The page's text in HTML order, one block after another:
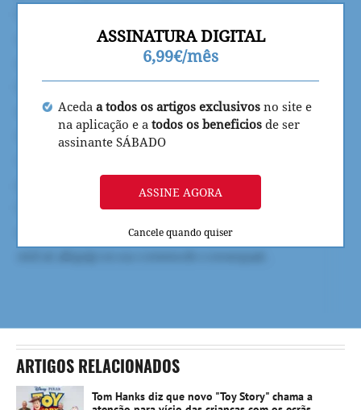
ASSINATURA DIGITAL
6,99€/mês
Aceda a todos os artigos exclusivos no site e
na aplicação e a todos os beneficios de ser
assinante SÁBADO
ASSINE AGORA
Cancele quando quiser
ARTIGOS RELACIONADOS
Tom Hanks diz que novo "Toy Story" chama a